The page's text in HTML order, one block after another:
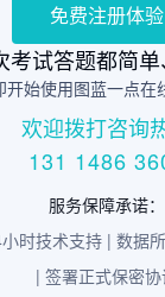
免费注册体验
考试答题都简
开始使用图蓝一点在
欢迎拨打咨询
131 1486
服务保障承诺：
时技术支持 | 数据
| 签署正式保密协